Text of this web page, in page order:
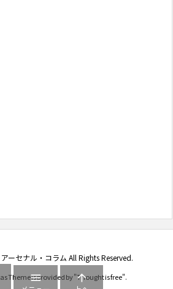
アーセナル・コラム All Rights Reserved.
Theme is provided by "Thought is free".
 